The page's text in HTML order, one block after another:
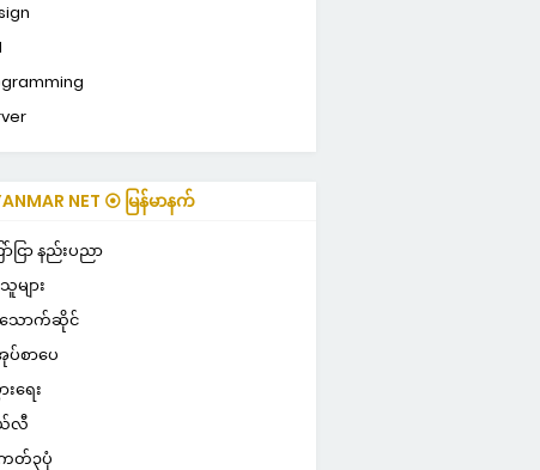
NET ⦿ မြန်မာနက်
ငြာ နည်းပညာ
များ
သောက်ဆိုင်
ပ်စာပေ
းရေး
လီ
တ်၃ပုံ